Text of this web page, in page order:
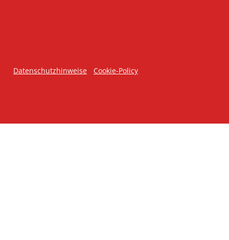
Datenschutzhinweise Cookie-Policy